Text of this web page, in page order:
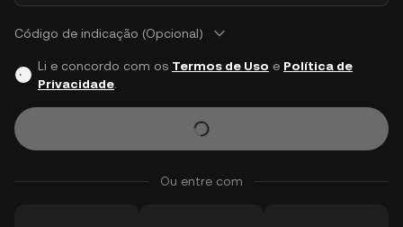
Código de indicação (Opcional)
Li e concordo com os Termos de Uso e Política de
Privacidade.
Ou entre com